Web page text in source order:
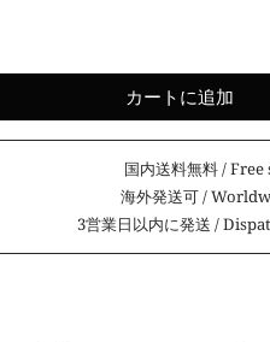
カートに追加
国内送料無料 /
海外発送可 /
3営業日以内に発送 /